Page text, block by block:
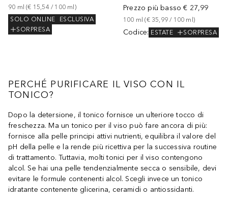
90 ml (€ 15,54 / 100 ml )
SOLO ONLINE
ESCLUSIVA
SORPRESA
Prezzo più basso € 27,99
100 ml (€ 35,99 / 100 ml )
Codice: ESTATE SORPRESA
PERCHÉ PURIFICARE IL VISO CON IL
TONICO?
Dopo la detersione, il tonico fornisce un ulteriore tocco di
freschezza. Ma un tonico per il viso può fare ancora di più:
fornisce alla pelle principi attivi nutrienti, equilibra il valore del
pH della pelle e la rende più ricettiva per la successiva routine
di trattamento. Tuttavia, molti tonici per il viso contengono
alcol. Se hai una pelle tendenzialmente secca o sensibile, devi
evitare le formule contenenti alcol. Scegli invece un tonico
idratante contenente glicerina, ceramidi o antiossidanti.